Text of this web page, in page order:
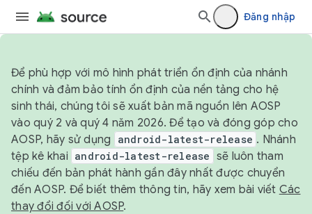
Đăng nhập
Để phù hợp với mô hình phát triển ổn định của nhánh
chính và đảm bảo tính ổn định của nền tảng cho hệ
sinh thái, chúng tôi sẽ xuất bản mã nguồn lên AOSP
vào quý 2 và quý 4 năm 2026. Để tạo và đóng góp cho
AOSP, hãy sử dụng
android-latest-release . Nhánh
tệp kê khai android-latest-release sẽ luôn tham
chiếu đến bản phát hành gần đây nhất được chuyển
đến AOSP. Để biết thêm thông tin, hãy xem bài viết Các
thay đổi đối với AOSP.